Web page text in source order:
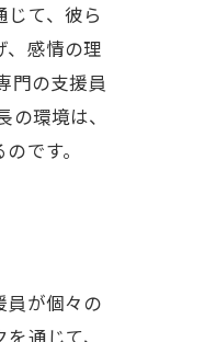
て、彼ら
感情の理
門の支援員
環境は、
です。
が個々の